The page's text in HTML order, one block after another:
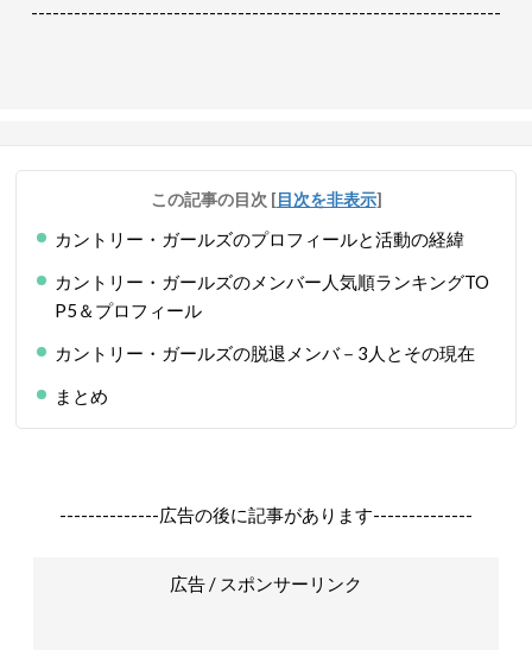
------------------------------------------------------------------
この記事の目次 [目次を非表示]
カントリー・ガールズのプロフィールと活動の経緯
カントリー・ガールズのメンバー人気順ランキングTO
P5＆プロフィール
カントリー・ガールズの脱退メンバ－3人とその現在
まとめ
--------------広告の後に記事があります--------------
広告 / スポンサーリンク